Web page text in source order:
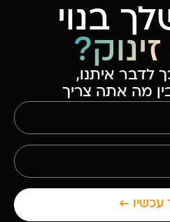
בנוי
לדבר איתנו,
מה אתה צריך
←